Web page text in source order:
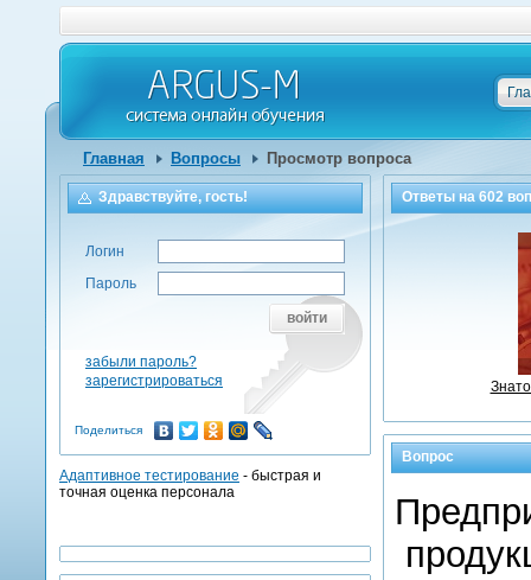
Главная Вопросы Просмотр вопроса
Ответы на602
Вопрос
Здравствуйте, гость!
Логин
Пароль
войти
забыли пароль?
зарегистрироваться
Поделиться
Адаптивное тестирование - быстрая и
точная оценка персонала